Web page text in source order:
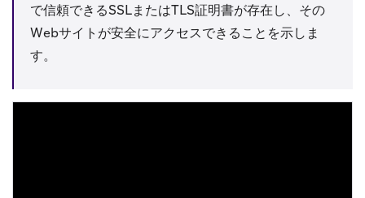
で信頼できるSSLまたはTLS証明書が存在し、その
Webサイトが安全にアクセスできることを示しま
す。